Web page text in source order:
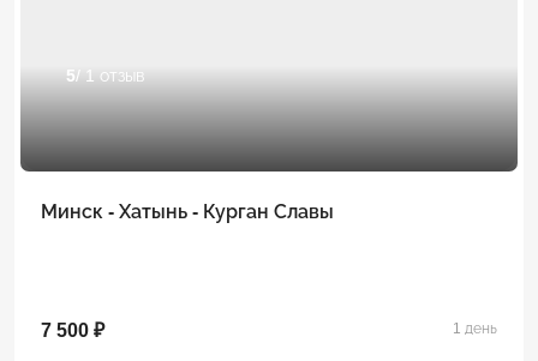
5/ 1 отзыв
Минск - Хатынь - Курган Славы
7 500 ₽ 1 день